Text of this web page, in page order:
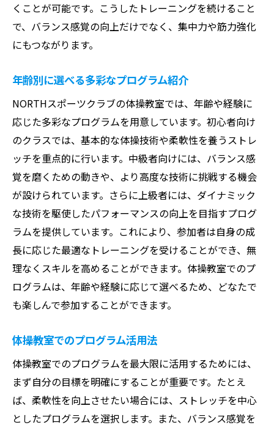
くことが可能です。こうしたトレーニングを続けること
で、バランス感覚の向上だけでなく、集中力や筋力強化
にもつながります。
年齢別に選べる多彩なプログラム紹介
NORTHスポーツクラブの体操教室では、年齢や経験に
応じた多彩なプログラムを用意しています。初心者向け
のクラスでは、基本的な体操技術や柔軟性を養うストレ
ッチを重点的に行います。中級者向けには、バランス感
覚を磨くための動きや、より高度な技術に挑戦する機会
が設けられています。さらに上級者には、ダイナミック
な技術を駆使したパフォーマンスの向上を目指すプログ
ラムを提供しています。これにより、参加者は自身の成
長に応じた最適なトレーニングを受けることができ、無
理なくスキルを高めることができます。体操教室でのプ
ログラムは、年齢や経験に応じて選べるため、どなたで
も楽しんで参加することができます。
体操教室でのプログラム活用法
体操教室でのプログラムを最大限に活用するためには、
まず自分の目標を明確にすることが重要です。たとえ
ば、柔軟性を向上させたい場合には、ストレッチを中心
としたプログラムを選択します。また、バランス感覚を